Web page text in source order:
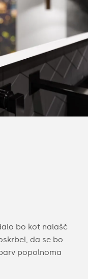
bo kot nalašč
da se bo
popolnoma